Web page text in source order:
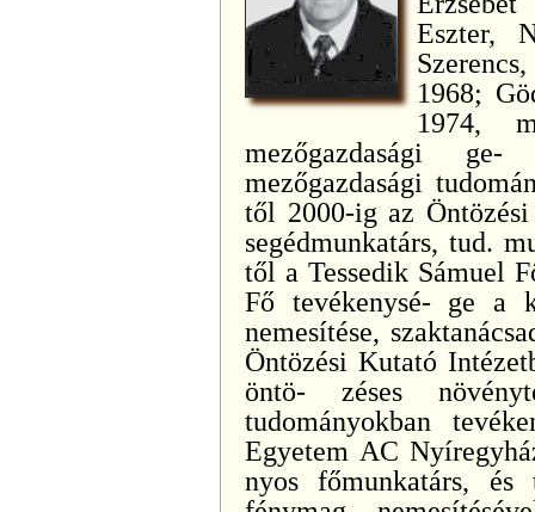
Eszter,
1968;
1974,
mezőgazdasági
mezőgazdasági
től 2000-ig az
segédmunkatárs, tud.
től a Tessedik Sámuel
Fő tevékenysé- ge a
nemesítése,
Öntözési Kutató
öntö- zéses
tudományokban
Egyetem AC
nyos főmunkatárs, és